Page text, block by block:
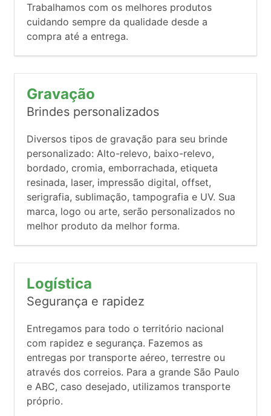
Trabalhamos com os melhores produtos
cuidando sempre da qualidade desde a
compra até a entrega.
Gravação
Brindes personalizados
Diversos tipos de gravação para seu brinde
personalizado: Alto-relevo, baixo-relevo,
bordado, cromia, emborrachada, etiqueta
resinada, laser, impressão digital, offset,
serigrafia, sublimação, tampografia e UV. Sua
marca, logo ou arte, serão personalizados no
melhor produto da melhor forma.
Logística
Segurança e rapidez
Entregamos para todo o território nacional
com rapidez e segurança. Fazemos as
entregas por transporte aéreo, terrestre ou
através dos correios. Para a grande São Paulo
e ABC, caso desejado, utilizamos transporte
próprio.